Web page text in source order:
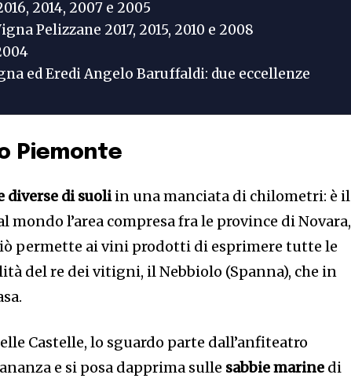
2014, 2007 e 2005
Pelizzane 2017, 2015, 2010 e 2008
ed Eredi Angelo Baruffaldi: due eccellenze
Piemonte
di suoliin una manciata di chilometri: è il
mondo l’area compresa fra le province di Novara,
permette ai vini prodotti di esprimere tutte le
del re dei vitigni, il Nebbiolo (Spanna), che in
Castelle, lo sguardo parte dall’anfiteatro
e si posa dapprima sulle sabbie marine di